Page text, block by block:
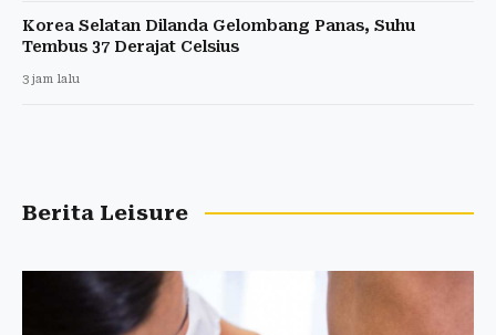
Korea Selatan Dilanda Gelombang Panas, Suhu
Tembus 37 Derajat Celsius
3 jam lalu
Berita Leisure